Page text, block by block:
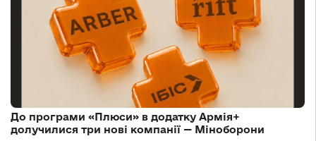
До програми «Плюси» в додатку Армія+
долучилися три нові компанії — Міноборони